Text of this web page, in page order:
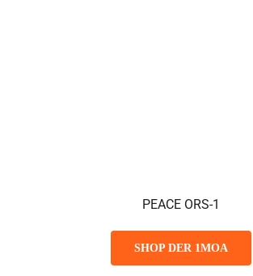
PEACE ORS-1
SHOP DER 1MOA